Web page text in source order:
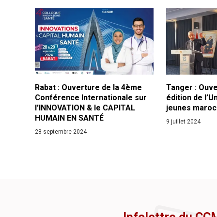
Rabat : Ouverture de la 4ème
Conférence Internationale sur
l’INNOVATION & le CAPITAL
HUMAIN EN SANTÉ
28 septembre 2024
Tanger :
édition de
jeunes
9 juillet 2024